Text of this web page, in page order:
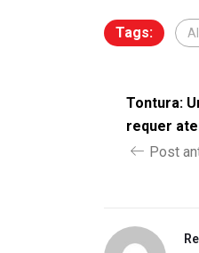
Tags:
Tontura:
requer
Post